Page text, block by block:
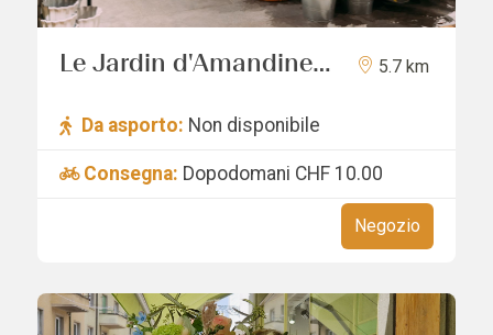
Le Jardin d'Amandine
5.7 km
Da asporto: Non disponibile
Consegna: Dopodomani CHF 10.00
Negozio